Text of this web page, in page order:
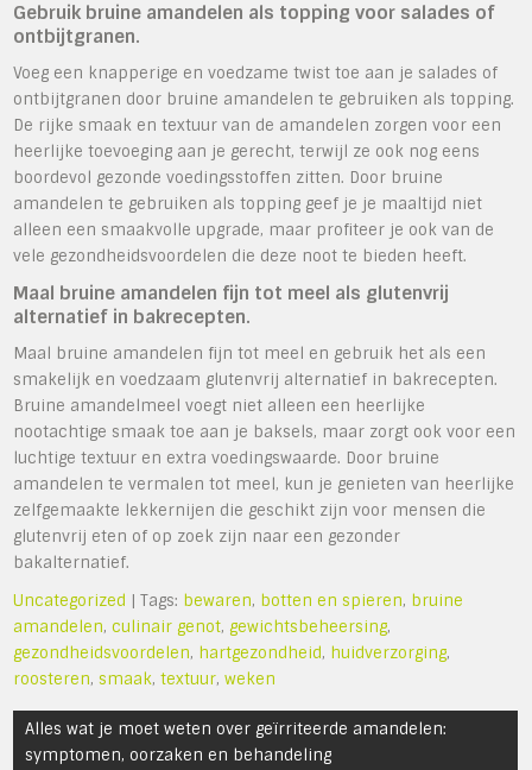
Gebruik bruine amandelen als topping voor salades of
ontbijtgranen.
Voeg een knapperige en voedzame twist toe aan je salades of
ontbijtgranen door bruine amandelen te gebruiken als topping.
De rijke smaak en textuur van de amandelen zorgen voor een
heerlijke toevoeging aan je gerecht, terwijl ze ook nog eens
boordevol gezonde voedingsstoffen zitten. Door bruine
amandelen te gebruiken als topping geef je je maaltijd niet
alleen een smaakvolle upgrade, maar profiteer je ook van de
vele gezondheidsvoordelen die deze noot te bieden heeft.
Maal bruine amandelen fijn tot meel als glutenvrij
alternatief in bakrecepten.
Maal bruine amandelen fijn tot meel en gebruik het als een
smakelijk en voedzaam glutenvrij alternatief in bakrecepten.
Bruine amandelmeel voegt niet alleen een heerlijke
nootachtige smaak toe aan je baksels, maar zorgt ook voor een
luchtige textuur en extra voedingswaarde. Door bruine
amandelen te vermalen tot meel, kun je genieten van heerlijke
zelfgemaakte lekkernijen die geschikt zijn voor mensen die
glutenvrij eten of op zoek zijn naar een gezonder
bakalternatief.
Uncategorized | Tags: bewaren, botten en spieren, bruine
amandelen,culinair genot,gewichtsbeheersing,
gezondheidsvoordelen, hartgezondheid, huidverzorging,
roosteren,smaak,textuur,weken
Bericht
navigatie
Alles wat je moet weten over geïrriteerde amandelen:
symptomen, oorzaken en behandeling